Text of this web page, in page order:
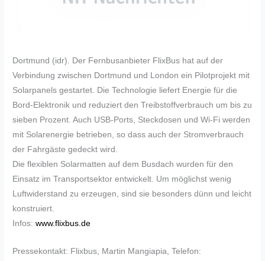
Dortmund (idr). Der Fernbusanbieter FlixBus hat auf der
Verbindung zwischen Dortmund und London ein Pilotprojekt mit
Solarpanels gestartet. Die Technologie liefert Energie für die
Bord-Elektronik und reduziert den Treibstoffverbrauch um bis zu
sieben Prozent. Auch USB-Ports, Steckdosen und Wi-Fi werden
mit Solarenergie betrieben, so dass auch der Stromverbrauch
der Fahrgäste gedeckt wird.
Die flexiblen Solarmatten auf dem Busdach wurden für den
Einsatz im Transportsektor entwickelt. Um möglichst wenig
Luftwiderstand zu erzeugen, sind sie besonders dünn und leicht
konstruiert.
Infos:www.flixbus.de
Pressekontakt: Flixbus, Martin Mangiapia, Telefon: